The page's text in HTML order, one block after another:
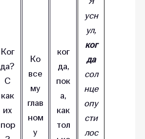
Ког
да?
С
как
их
пор
Ко
все
му
глав
ном
у
ког
да,
пок
а,
как
тол
усн
ул,
ког
да
сол
нце
опу
сти
лос